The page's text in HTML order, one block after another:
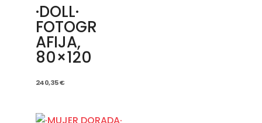
·DOLL·
FOTOGR
AFIJA,
80×120
240,35€